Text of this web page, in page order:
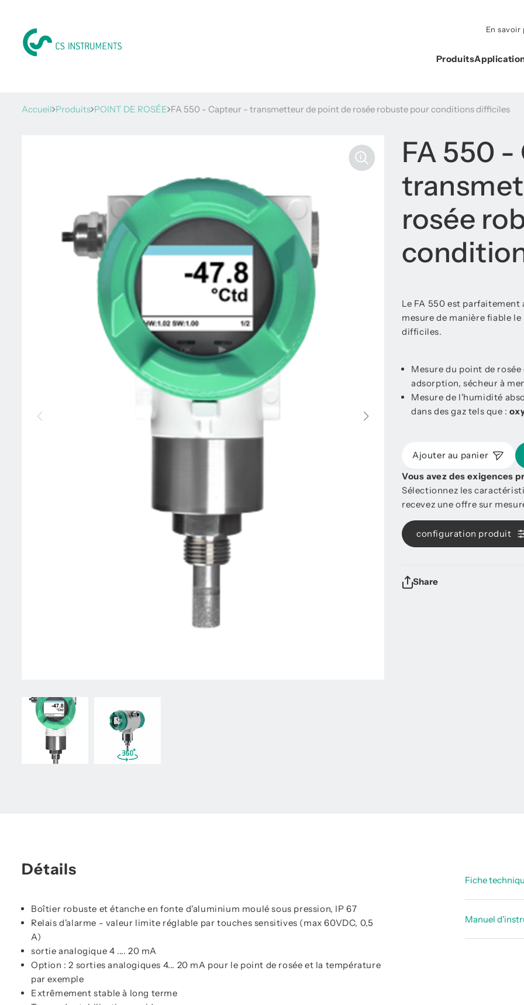
En savoir
Produits
Accueil Produits POINT DE ROSÉE FA 550 - Capteur - transmetteur de point de rosée robuste pour conditions difficiles
FA 550
rosée
Le FA 550 est parfaitement
mesure de manière fiable
difficiles.
Mesure du point de
adsorption, sécheur à
Mesure de l'humidité
dans des gaz tels que :
Ajouter au panier
Vous avez des exigences
Sélectionnez les
recevez une offre sur
configuration produit
Share
Détails
Boîtier robuste et étanche en fonte d'aluminium moulé sous pression, IP 67
Relais d'alarme - valeur limite réglable par touches sensitives (max 60VDC, 0,5
A)
sortie analogique 4 .... 20 mA
Option : 2 sorties analogiques 4... 20 mA pour le point de rosée et la température
par exemple
Extrêmement stable à long terme
Fiche
Manuel